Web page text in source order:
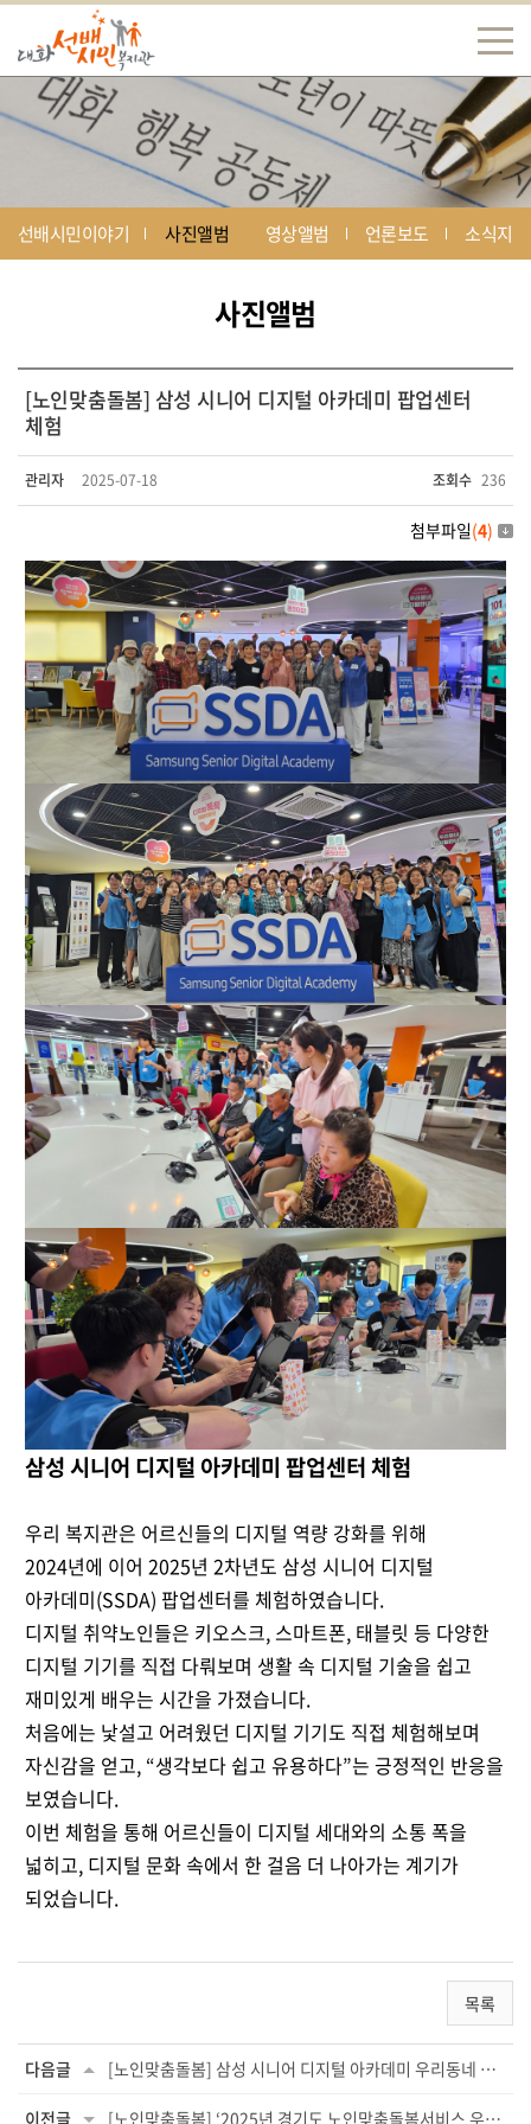
선배시민이야기 사진앨범 영상앨범 언론보도 소식지
사진앨범
[노인맞춤돌봄] 삼성 시니어 디지털 아카데미 팝업센터
체험
관리자 2025-07-18 조회수 236
첨부파일(4)
삼성 시니어 디지털 아카데미 팝업센터 체험
우리 복지관은 어르신들의 디지털 역량 강화를 위해
2024년에 이어 2025년 2차년도 삼성 시니어 디지털
아카데미(SSDA) 팝업센터를 체험하였습니다.
디지털 취약노인들은 키오스크, 스마트폰, 태블릿 등 다양한
디지털 기기를 직접 다뤄보며 생활 속 디지털 기술을 쉽고
재미있게 배우는 시간을 가졌습니다.
처음에는 낯설고 어려웠던 디지털 기기도 직접 체험해보며
자신감을 얻고, “생각보다 쉽고 유용하다”는 긍정적인 반응을
보였습니다.
이번 체험을 통해 어르신들이 디지털 세대와의 소통 폭을
넓히고, 디지털 문화 속에서 한 걸음 더 나아가는 계기가
되었습니다.
목록
다음글 [노인맞춤돌봄] 삼성 시니어 디지털 아카데미 우리동네 디지털(영화관람 및 키오크스) ...
이전글 [노인맞춤돌봄] ‘2025년 경기도 노인맞춤돌봄서비스 우수 수행기관’ 선정